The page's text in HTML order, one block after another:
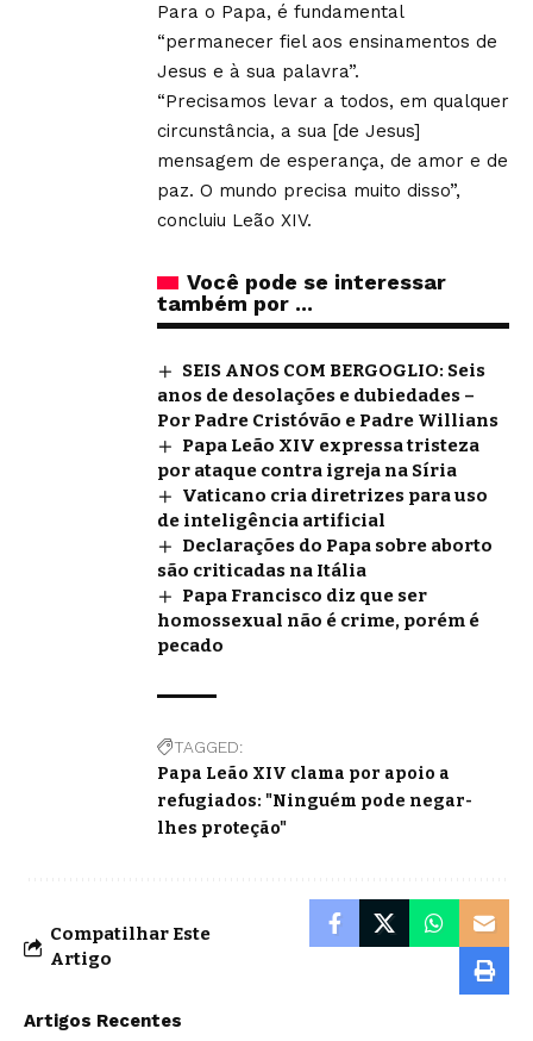
Para o Papa, é fundamental
“permanecer fiel aos ensinamentos de
Jesus e à sua palavra”.
“Precisamos levar a todos, em qualquer
circunstância, a sua [de Jesus]
mensagem de esperança, de amor e de
paz. O mundo precisa muito disso”,
concluiu Leão XIV.
Você pode se interessar
também por ...
SEIS ANOS COM BERGOGLIO: Seis
anos de desolações e dubiedades –
Por Padre Cristóvão e Padre Willians
Papa Leão XIV expressa tristeza
por ataque contra igreja na Síria
Vaticano cria diretrizes para uso
de inteligência artificial
Declarações do Papa sobre aborto
são criticadas na Itália
Papa Francisco diz que ser
homossexual não é crime, porém é
pecado
TAGGED:
Papa Leão XIV clama por apoio a
refugiados: "Ninguém pode negar-
lhes proteção"
Compatilhar Este
Artigo
Artigos Recentes